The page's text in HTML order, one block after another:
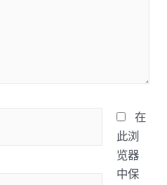
在
此浏
览器
中保